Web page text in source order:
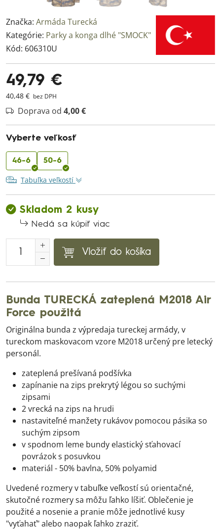
Značka: Armáda Turecká
Kategórie: Parky a konga dlhé "SMOCK"
Kód: 606310U
49,79 €
40,48 € bez DPH
Doprava od 4,00 €
Vyberte veľkosť
46-6 50-6
Tabuľka veľkostí
Skladom 2 kusy
Nedá sa kúpiť viac
Vložiť do košíka
Bunda TURECKÁ zateplená M2018 Air
Force použitá
Originálna bunda z výpredaja tureckej armády, v
tureckom maskovacom vzore M2018 určený pre letecký
personál.
zateplená prešívaná podšívka
zapínanie na zips prekrytý légou so suchými
zipsami
2 vrecká na zips na hrudi
nastaviteľné manžety rukávov pomocou pásika so
suchým zipsom
v spodnom leme bundy elastický sťahovací
povrázok s posuvkou
materiál - 50% bavlna, 50% polyamid
Uvedené rozmery v tabuľke veľkostí sú orientačné,
skutočné rozmery sa môžu ľahko líšiť. Oblečenie je
použité a nosenie a pranie môže jednotlivé kusy
"vyťahať" alebo naopak ľahko zraziť.